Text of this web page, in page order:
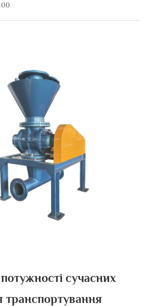
сучасних
транспортування